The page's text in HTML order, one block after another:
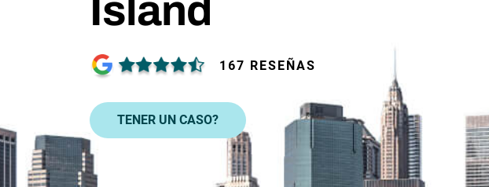
Island
167 RESEÑAS
TENER UN CASO?